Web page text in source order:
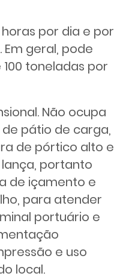
por dia e por
geral, pode
toneladas por
Não ocupa
pátio de carga,
de pórtico alto e
portanto
de içamento e
para atender
portuário e
e uso
local.